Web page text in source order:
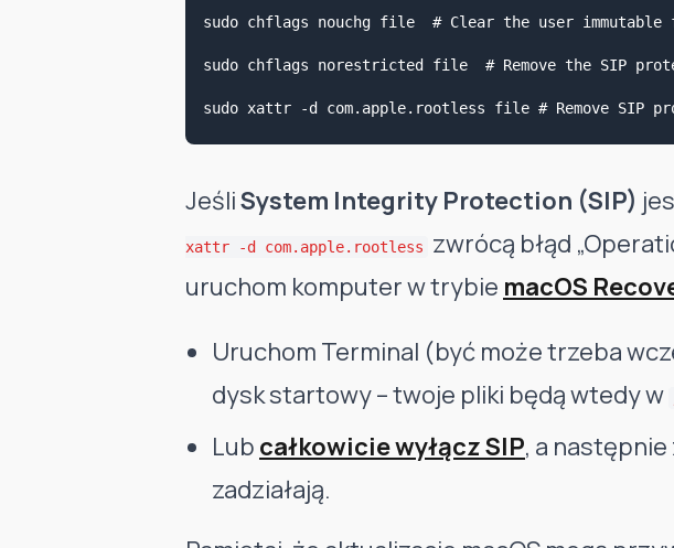
sudo chflags nouchg file  # Clear the user
sudo chflags norestricted file  # Remove the SIP
JeśliSystem Integrity Protection (SIP)
xattr -d com.apple.rootless
zwrócą błąd
uruchom komputer w trybie macOS
Uruchom Terminal (być może trzeba
dysk startowy – twoje pliki będą wtedy w
Lub całkowicie wyłącz SIP, a
zadziałają.